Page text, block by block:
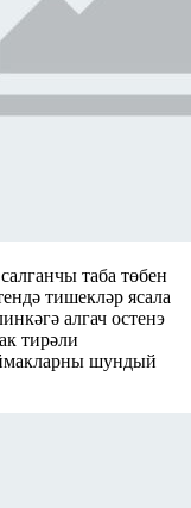
таба төбен
тишекләр ясала
алгач остенэ
тирәли
шундый